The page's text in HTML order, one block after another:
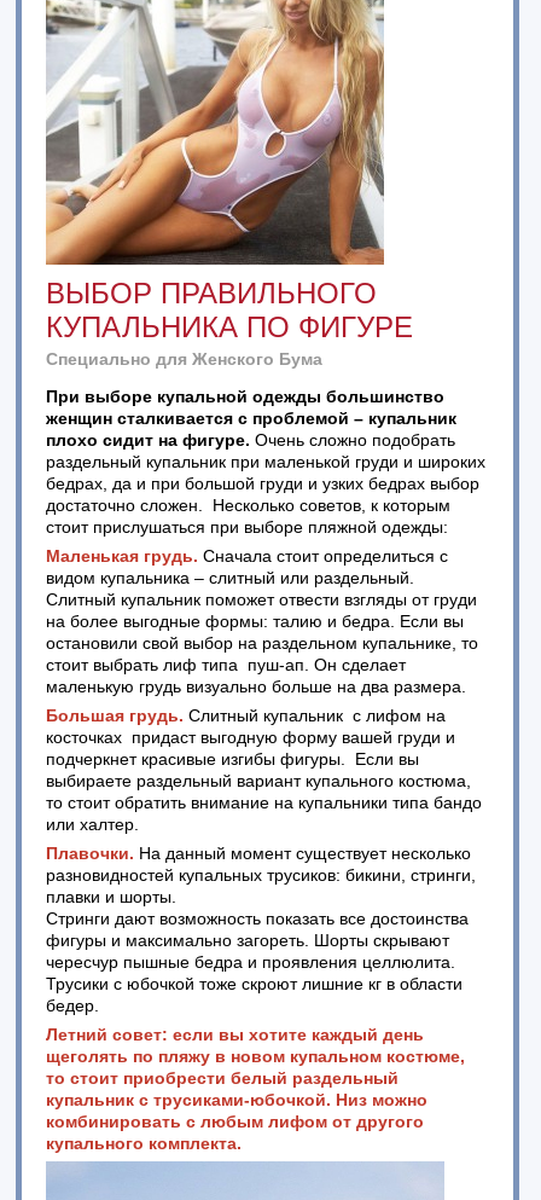
ВЫБОР ПРАВИЛЬНОГО
КУПАЛЬНИКА ПО ФИГУРЕ
Специально для Женского Бума
При выборе купальной одежды большинство
женщин сталкивается с проблемой – купальник
плохо сидит на фигуре. Очень сложно подобрать
раздельный купальник при маленькой груди и широких
бедрах, да и при большой груди и узких бедрах выбор
достаточно сложен. Несколько советов, к которым
стоит прислушаться при выборе пляжной одежды:
Маленькая грудь. Сначала стоит определиться с
видом купальника – слитный или раздельный.
Слитный купальник поможет отвести взгляды от груди
на более выгодные формы: талию и бедра. Если вы
остановили свой выбор на раздельном купальнике, то
стоит выбрать лиф типа пуш-ап. Он сделает
маленькую грудь визуально больше на два размера.
Большая грудь. Слитный купальник с лифом на
косточках придаст выгодную форму вашей груди и
подчеркнет красивые изгибы фигуры. Если вы
выбираете раздельный вариант купального костюма,
то стоит обратить внимание на купальники типа бандо
или халтер.
Плавочки. На данный момент существует несколько
разновидностей купальных трусиков: бикини, стринги,
плавки и шорты.
Стринги дают возможность показать все достоинства
фигуры и максимально загореть. Шорты скрывают
чересчур пышные бедра и проявления целлюлита.
Трусики с юбочкой тоже скроют лишние кг в области
бедер.
Летний совет: если вы хотите каждый день
щеголять по пляжу в новом купальном костюме,
то стоит приобрести белый раздельный
купальник с трусиками-юбочкой. Низ можно
комбинировать с любым лифом от другого
купального комплекта.